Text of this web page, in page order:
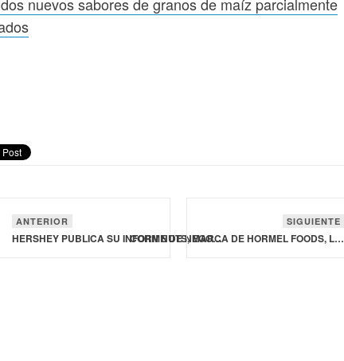
ANTERIOR
HERSHEY PUBLICA SU INFORME DE NEGOCIO RESPONSABLE 2024
SIGUIENTE
CORN NUTS, MARCA DE HORMEL FOODS, LANZA EN ESTADOS UNIDOS NUEVOS SABORES DE GRANOS DE MAÍZ PARCIALMENTE INFLADOS